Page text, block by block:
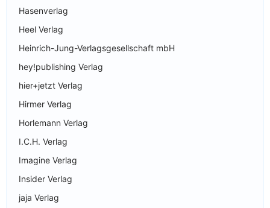
Hasenverlag
Heel Verlag
Heinrich-Jung-Verlagsgesellschaft mbH
hey!publishing Verlag
hier+jetzt Verlag
Hirmer Verlag
Horlemann Verlag
I.C.H. Verlag
Imagine Verlag
Insider Verlag
jaja Verlag